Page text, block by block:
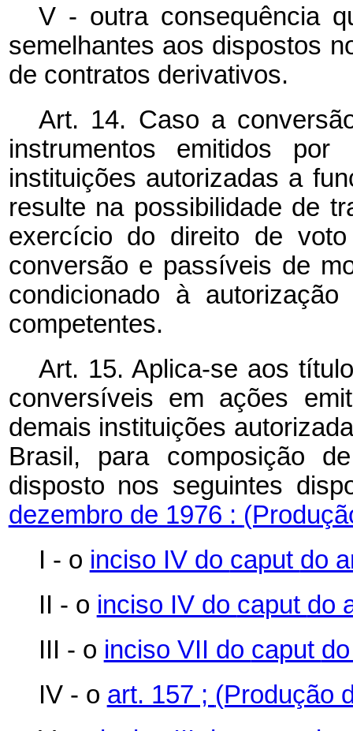
V - outra consequência
semelhantes aos dispostos
de contratos derivativos.
Art. 14. Caso a
instrumentos emitidos
instituições autorizadas a
resulte na possibilidade de
exercício do direito de
conversão e passíveis de
condicionado à
competentes.
Art. 15. Aplica-se aos
conversíveis em ações
demais instituições
Brasil, para composição
disposto nos seguintes
dezembro de 1976 :
I - o inciso IV do caput do
II - o inciso IV do caput do
III - o inciso VII do caput
IV - o art. 157 ; (Produção